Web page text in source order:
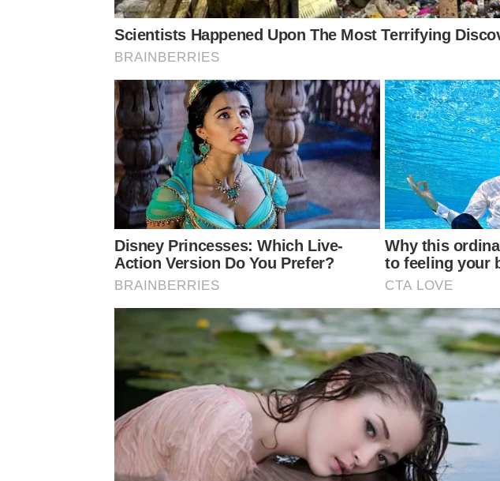
Scientists Happened Upon The Most Terrifying
BRAINBERRIES
Disney Princesses: Which Live-
Action Version Do You Prefer?
BRAINBERRIES
Why this
to feeling your
CTA LOVE